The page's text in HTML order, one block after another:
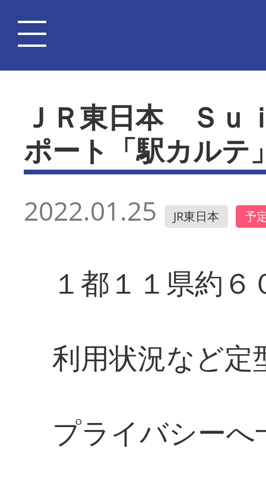
ＪＲ東日本 Ｓｕ
ポート「駅カルテ
2022.01.25 JR東日本 予
１都１１県約６
利用状況など定
プライバシーへ